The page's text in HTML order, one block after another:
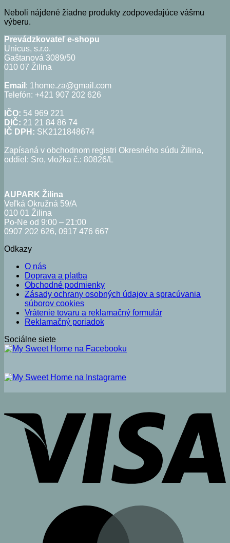
Neboli nájdené žiadne produkty zodpovedajúce vášmu
výberu.
Prevádzkovateľ e-shopu
Unicus, s.r.o.
Gaštanová 3089/50
010 07 Žilina
Email : 1home.za@gmail.com
Telefón: +421 907 202 626
IČO: 54 969 221
DIČ: 21 21 84 86 74
IČ DPH: SK2121848674
Zapísaná v obchodnom registri Okresného súdu Žilina,
oddiel: Sro, vložka č.: 80826/L
AUPARK Žilina
Veľká Okružná 59/A
010 01 Žilina
Po-Ne od 9:00 – 21:00
0907 202 626, 0917 476 667
Odkazy
O nás
Doprava a platba
Obchodné podmienky
Zásady ochrany osobných údajov a spracúvania
súborov cookies
Vrátenie tovaru a reklamačný formulár
Reklamačný poriadok
Sociálne siete